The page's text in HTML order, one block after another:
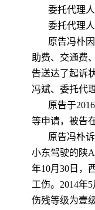
委托代理
委托代理
原告冯朴
助费、交通费
告送达了起诉
冯斌、委托代
原告于
等申请，被告
原告冯朴
小东驾驶的陕
年10月30日，
工伤。2014年
伤残等级为壹